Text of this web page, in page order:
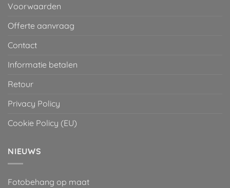
Voorwaarden
Offerte aanvraag
Contact
Informatie betalen
Retour
Privacy Policy
Cookie Policy (EU)
NIEUWS
Fotobehang op maat